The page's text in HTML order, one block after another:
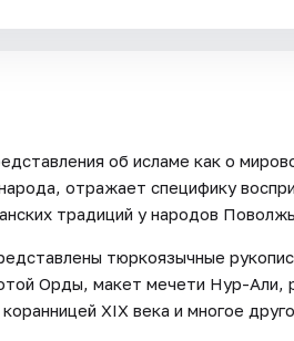
об исламе как о
отражает специфику
традиций у народов
тюркоязычные
Орды, макет мечети Нур-Али,
XIX века и многое